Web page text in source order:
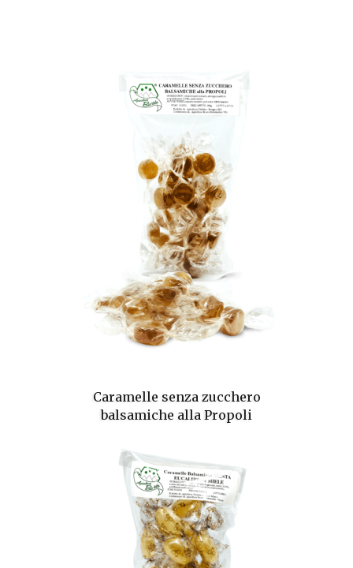
Caramelle senza zucchero
balsamiche alla Propoli